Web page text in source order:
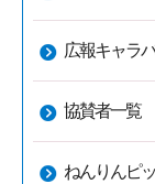
広報キャラ
協賛者一覧
ねんりんピ